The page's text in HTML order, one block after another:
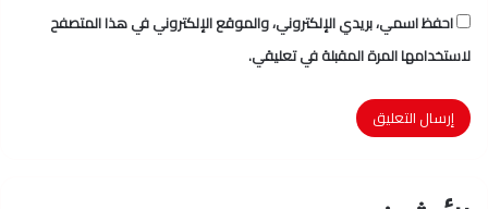
احفظ اسمي، بريدي الإلكتروني، والموقع الإلكتروني في هذا المتصفح
لاستخدامها المرة المقبلة في تعليقي.